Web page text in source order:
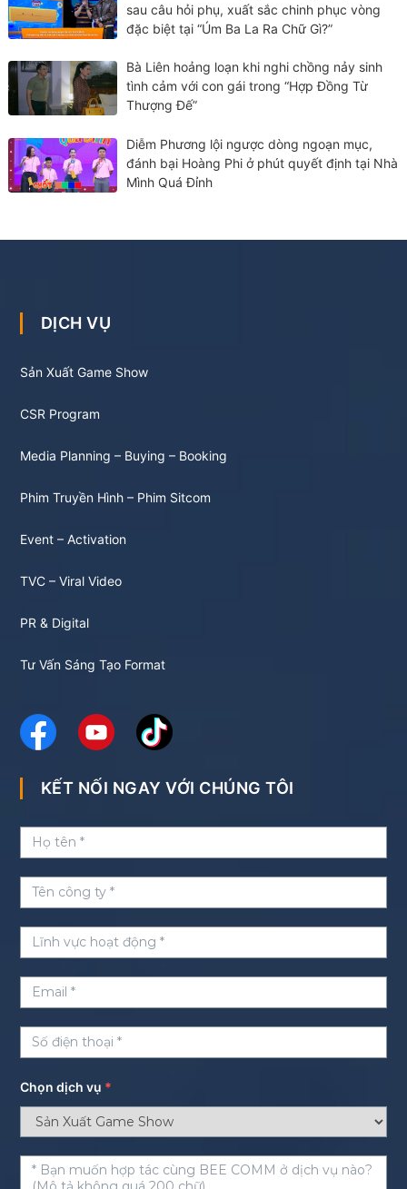
sau câu hỏi phụ, xuất sắc chinh phục vòng
đặc biệt tại “Úm Ba La Ra Chữ Gì?”
Bà Liên hoảng loạn khi nghi chồng nảy sinh
tình cảm với con gái trong “Hợp Đồng Từ
Thượng Đế”
Diễm Phương lội ngược dòng ngoạn mục,
đánh bại Hoàng Phi ở phút quyết định tại Nhà
Mình Quá Đỉnh
DỊCH VỤ
Sản Xuất Game Show
CSR Program
Media Planning – Buying – Booking
Phim Truyền Hình – Phim Sitcom
Event – Activation
TVC – Viral Video
PR & Digital
Tư Vấn Sáng Tạo Format
KẾT NỐI NGAY VỚI CHÚNG TÔI
Chọn dịch vụ *